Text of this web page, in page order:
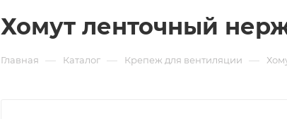
Хомут ленточный
Главная — Каталог — Крепеж для вентиляции —